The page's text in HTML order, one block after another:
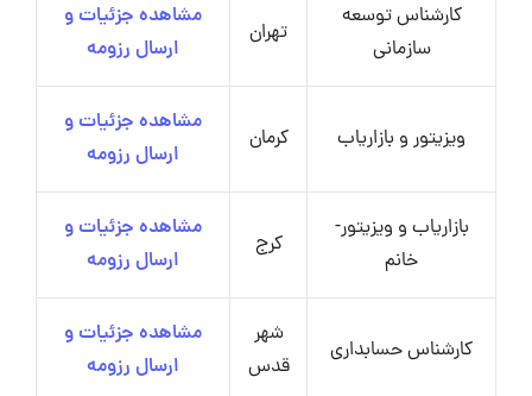
کارشناس توسعه
سازمانی
تهران
مشاهده جزئیات و
ارسال رزومه
ویزیتور و بازاریاب کرمان
مشاهده جزئیات و
ارسال رزومه
بازاریاب و ویزیتور-
خانم
کرج
مشاهده جزئیات و
ارسال رزومه
کارشناس حسابداری
شهر
قدس
مشاهده جزئیات و
ارسال رزومه